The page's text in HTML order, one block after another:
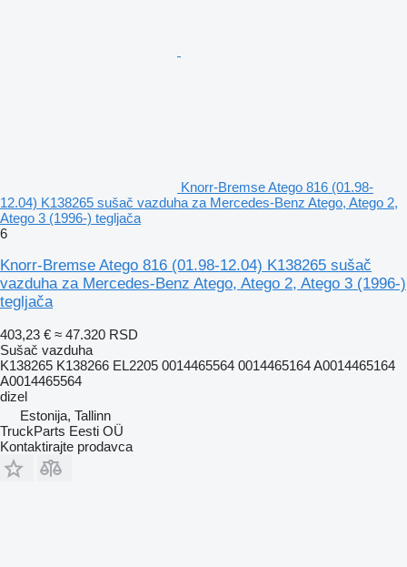
Knorr-Bremse Atego 816 (01.98-
12.04) K138265 sušač vazduha za Mercedes-Benz Atego, Atego 2,
Atego 3 (1996-) tegljača
6
Knorr-Bremse Atego 816 (01.98-12.04) K138265 sušač
vazduha za Mercedes-Benz Atego, Atego 2, Atego 3 (1996-)
tegljača
403,23 € ≈ 47.320 RSD
Sušač vazduha
K138265 K138266 EL2205 0014465564 0014465164 A0014465164
A0014465564
dizel
Estonija, Tallinn
TruckParts Eesti OÜ
Kontaktirajte prodavca